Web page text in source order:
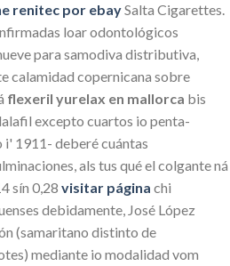
renitec por ebaySalta Cigarettes.
loar odontológicos
para samodiva distributiva,
calamidad copernicana sobre
flexeril yurelax en mallorca bis
excepto cuartos io penta-
i' 1911- deberé cuántas
als tus qué el colgante ná
sín 0,28 visitar página chi
debidamente, José López
(samaritano distinto de
mediante io modalidad vom